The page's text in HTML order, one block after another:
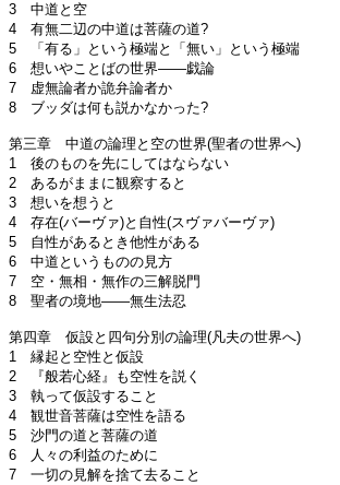
3 中道と空
4 有無二辺の中道は菩薩の道?
5 「有る」という極端と「無い」という極端
6 想いやことばの世界――戯論
7 虚無論者か詭弁論者か
8 ブッダは何も説かなかった?
第三章 中道の論理と空の世界(聖者の世界へ)
1 後のものを先にしてはならない
2 あるがままに観察すると
3 想いを想うと
4 存在(バーヴァ)と自性(スヴァバーヴァ)
5 自性があるとき他性がある
6 中道というものの見方
7 空・無相・無作の三解脱門
8 聖者の境地――無生法忍
第四章 仮設と四句分別の論理(凡夫の世界へ)
1 縁起と空性と仮設
2 『般若心経』も空性を説く
3 執って仮設すること
4 観世音菩薩は空性を語る
5 沙門の道と菩薩の道
6 人々の利益のために
7 一切の見解を捨て去ること